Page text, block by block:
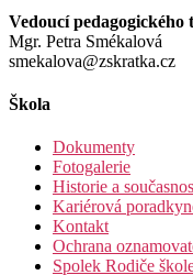
Vedoucí
Mgr. Petra Smékalová
smekalova@zskratka.cz
Škola
Dokumenty
Fotogalerie
Historie a
Kariérová
Kontakt
Ochrana
Spolek Rodiče